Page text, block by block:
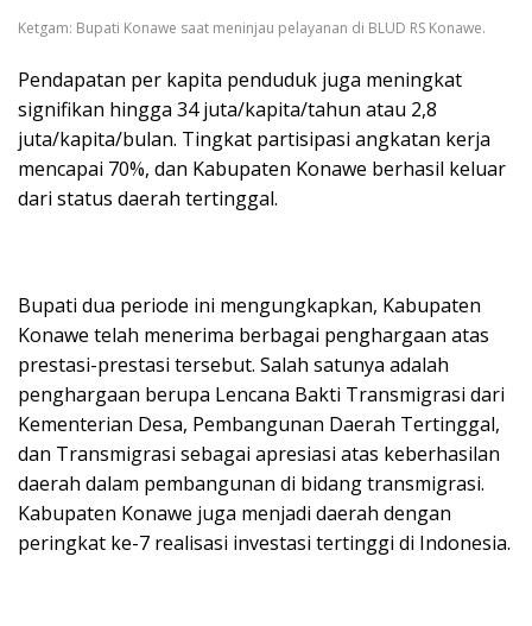
Ketgam: Bupati Konawe saat meninjau pelayanan di BLUD RS Konawe.
Pendapatan per kapita penduduk juga meningkat
signifikan hingga 34 juta/kapita/tahun atau 2,8
juta/kapita/bulan. Tingkat partisipasi angkatan kerja
mencapai 70%, dan Kabupaten Konawe berhasil keluar
dari status daerah tertinggal.
Bupati dua periode ini mengungkapkan, Kabupaten
Konawe telah menerima berbagai penghargaan atas
prestasi-prestasi tersebut. Salah satunya adalah
penghargaan berupa Lencana Bakti Transmigrasi dari
Kementerian Desa, Pembangunan Daerah Tertinggal,
dan Transmigrasi sebagai apresiasi atas keberhasilan
daerah dalam pembangunan di bidang transmigrasi.
Kabupaten Konawe juga menjadi daerah dengan
peringkat ke-7 realisasi investasi tertinggi di Indonesia.